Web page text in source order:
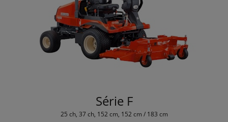
Série F
25 ch, 37 ch, 152 cm, 152 cm / 183 cm